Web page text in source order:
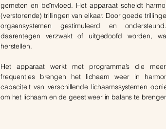
gemeten en beïnvloed. Het apparaat scheidt
(verstorende) trillingen van elkaar. Door goede
orgaansystemen gestimuleerd en
daarentegen verzwakt of uitgedoofd worden,
herstellen.
Het apparaat werkt met programma’s die
frequenties brengen het lichaam weer in
capaciteit van verschillende lichaamssystemen
om het lichaam en de geest weer in balans te